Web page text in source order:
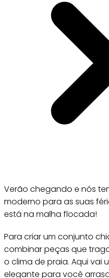
Verão chegando e nós
moderno para as suas
está na malha flocada!
Para criar um conjunto
combinar peças que
o clima de praia. Aqui vai
elegante para você